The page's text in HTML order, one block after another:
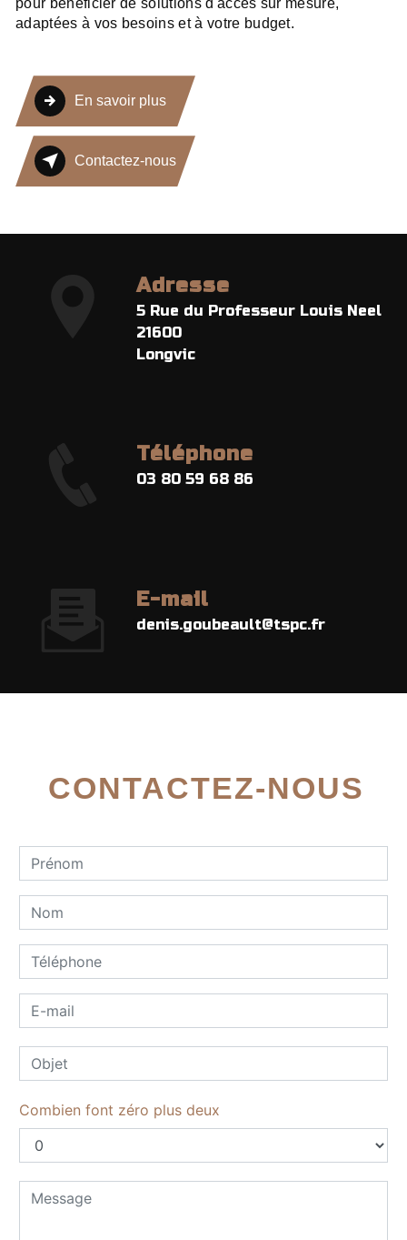
pour bénéficier de solutions d'accès sur mesure,
adaptées à vos besoins et à votre budget.
En savoir plus
Contactez-nous
Adresse
5 Rue du Professeur Louis Neel
21600
Longvic
Téléphone
03 80 59 68 86
E-mail
denis.goubeault@tspc.fr
CONTACTEZ-NOUS
Combien font zéro plus deux